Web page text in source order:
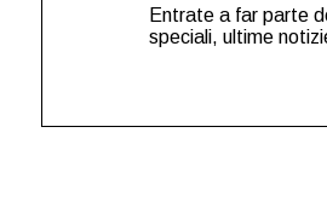
Entrate a far parte
speciali, ultime